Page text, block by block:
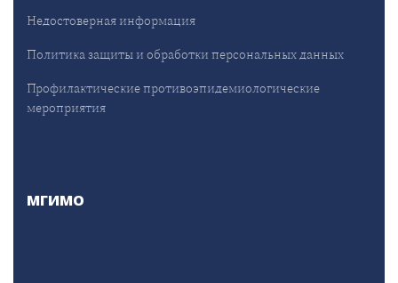
Недостоверная информация
Политика защиты и обработки персональных данных
Профилактические противоэпидемиологические
мероприятия
МГИМО